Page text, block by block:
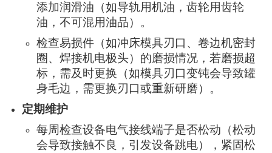
添加润滑油（如导轨用机油，齿轮用齿轮
油，不可混用油品）。
检查易损件（如冲床模具刃口、卷边机密封
圈、焊接机电极头）的磨损情况，若磨损超
标，需及时更换（如模具刃口变钝会导致罐
身毛边，需更换刃口或重新研磨）。
定期维护
每周检查设备电气接线端子是否松动（松动
会导致接触不良，引发设备跳电），紧固松